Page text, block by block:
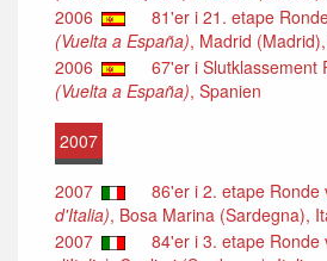
2006
81'er i 21. etape
(Vuelta a España), Madrid
2006
67'er i Slutklassement
(Vuelta a España), Spanien
2007
2007 86'er i 2. etape Ronde
d'Italia), Bosa Marina (Sardegna),
2007
84'er i 3. etape Ronde